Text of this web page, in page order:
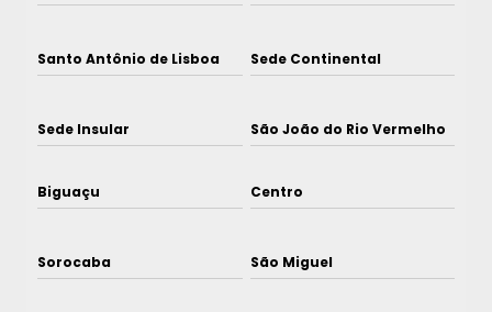
Santo Antônio de Lisboa Sede Continental
Sede Insular São João do Rio Vermelho
Biguaçu Centro
Sorocaba São Miguel